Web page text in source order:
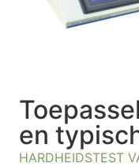
en
HARDHEIDSTEST